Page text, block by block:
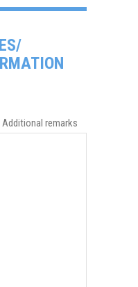
remarks